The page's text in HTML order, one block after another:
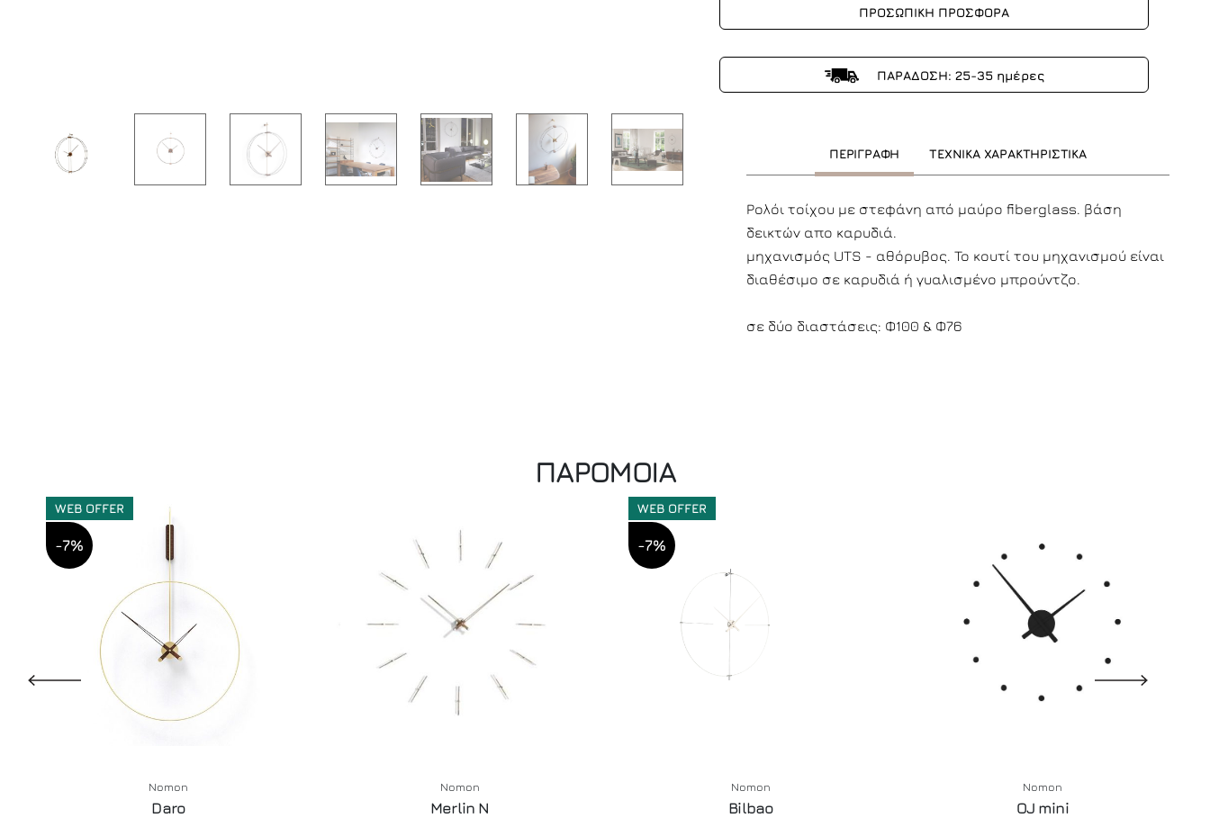
ΠΡΟΣΩΠΙΚΗ ΠΡΟΣΦΟΡΑ
ΠΑΡΑΔΟΣΗ: 25-35 ημέρες
ΠΕΡΙΓΡΑΦΗ ΤΕΧΝΙΚΑ ΧΑΡΑΚΤΗΡΙΣΤΙΚΑ
Ρολόι τοίχου με στεφάνη από μαύρο fiberglass. βάση
δεικτών απο καρυδιά.
μηχανισμός UTS - αθόρυβος. To κουτί του μηχανισμού είναι
διαθέσιμο σε καρυδιά ή γυαλισμένο μπρούντζο.
σε δύο διαστάσεις: Φ100 & Φ76
ΠΑΡΟΜΟΙΑ
WEB OFFER
-7%
Nomon
Daro
Nomon
Merlin N
WEB OFFER
-7%
Nomon
Bilbao
Nomon
OJ mini